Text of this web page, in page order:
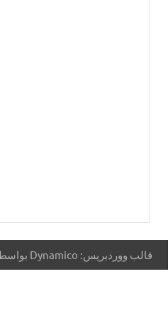
قالب ووردبريس: Dynamico بواسطة ThemeZee.